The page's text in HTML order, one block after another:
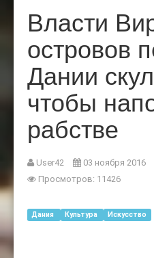
Власти
островов
Дании
чтобы
рабстве
User42
03 ноября 2016
Просмотров: 11426
Дания Культура Искусство